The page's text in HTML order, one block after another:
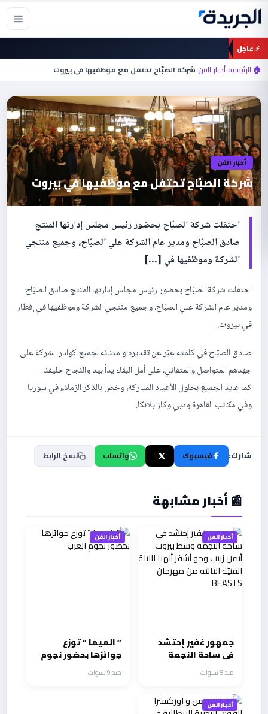
تخطي
المحتوى
⚡ عاجل
🏠 الرئيسية›أخبار الفن›شركة الصبّاح تحتفل مع موظفيها في بيروت
أخبار الفن
شركة الصبّاح تحتفل مع موظفيها في بيروت
احتفلت شركة الصبّاح بحضور رئيس مجلس إدارتها المنتج
صادق الصبّاح ومدير عام الشركة علي الصبّاح، وجميع منتجي
الشركة وموظفيها في […]
احتفلت شركة الصبّاح بحضور رئيس مجلس إدارتها المنتج صادق الصبّاح
ومدير عام الشركة علي الصبّاح، وجميع منتجي الشركة وموظفيها في إفطار
في بيروت.
صادق الصبّاح في كلمته عبّر عن تقديره وامتنانه لجميع كوادر الشركة على
جهدهم المتواصل والمتفاني، على أمل البقاء يداً بيد والنجاح حليفنا.
كما عايد الجميع بحلول الأعياد المباركة، وخص بالذكر الزملاء في سوريا
وفي مكاتب القاهرة ودبي وكازابلانكا.
شارك: فيسبوك واتساب نسخ الرابط
📰 أخبار مشابهة
أخبار الفن
جمهور غفير إحتشد
في ساحة النجمة
زبيب وجو أشقر ألهبا
الليلة الفنيّة الثالثة
من مهرجان BEASTS
منذ 8 سنوات
أخبار الفن
” الميما ” توزع
جوائزها بحضور نجوم
العربمنذ 9 سنوات
أخبار الفن